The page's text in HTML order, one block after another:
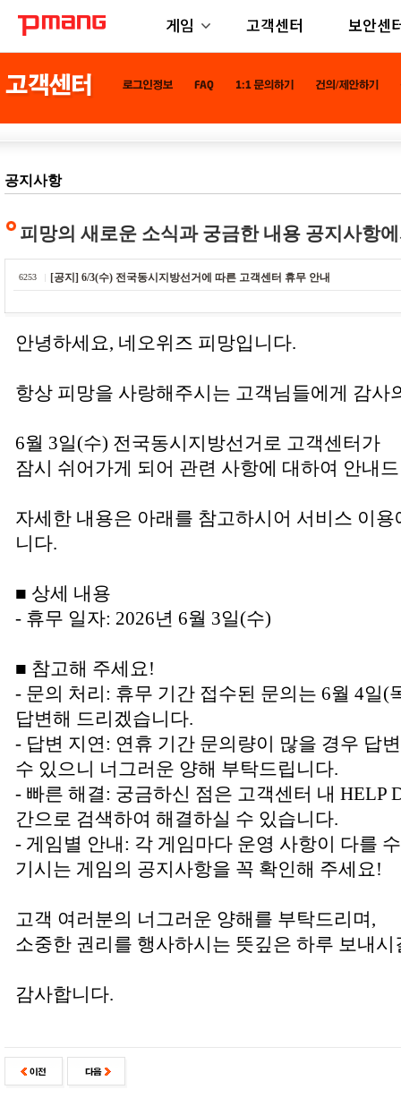
게임 고객센터 보안센
공지사항
피망의 새로운 소식과 궁금한 내용 공지사항
6253 [공지] 6/3(수) 전국동시지방선거에 따른 고객센터 휴무 안내
안녕하세요, 네오위즈 피망입니다.
항상 피망을 사랑해주시는 고객님들에게 감사
6월 3일(수) 전국동시지방선거로 고객센터가
잠시 쉬어가게 되어 관련 사항에 대하여 안내
자세한 내용은 아래를 참고하시어 서비스 이
니다.
■ 상세 내용
- 휴무 일자: 2026년 6월 3일(수)
■ 참고해 주세요!
- 문의 처리: 휴무 기간 접수된 문의는 6월 4일(
답변해 드리겠습니다.
- 답변 지연: 연휴 기간 문의량이 많을 경우 답
수 있으니 너그러운 양해 부탁드립니다.
- 빠른 해결: 궁금하신 점은 고객센터 내 HELP
간으로 검색하여 해결하실 수 있습니다.
- 게임별 안내: 각 게임마다 운영 사항이 다를
기시는 게임의 공지사항을 꼭 확인해 주세요!
고객 여러분의 너그러운 양해를 부탁드리며,
소중한 권리를 행사하시는 뜻깊은 하루 보내시
감사합니다.